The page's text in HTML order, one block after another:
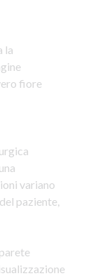
la
fiore
variano
paziente,